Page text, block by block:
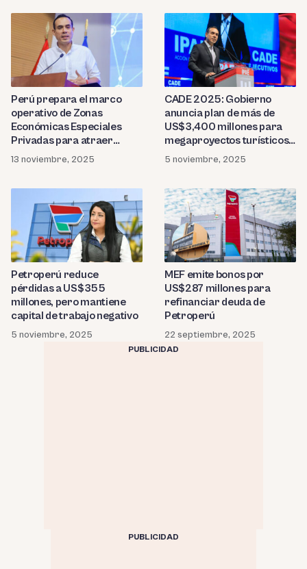
Perú prepara el marco
operativo de Zonas
Económicas Especiales
Privadas para atraer
inversión y modernizar su
13 noviembre, 2025
CADE 2025: Gobierno
anuncia plan de más de
US$3,400 millones para
megaproyectos turísticos
en el norte y sur del Perú
5 noviembre, 2025
Petroperú reduce
pérdidas a US$355
millones, pero mantiene
capital de trabajo negativo
5 noviembre, 2025
MEF emite bonos por
US$287 millones para
refinanciar deuda de
Petroperú
22 septiembre, 2025
PUBLICIDAD
PUBLICIDAD